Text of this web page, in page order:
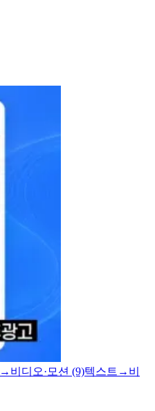
비디오·모션 (9)텍스트→비